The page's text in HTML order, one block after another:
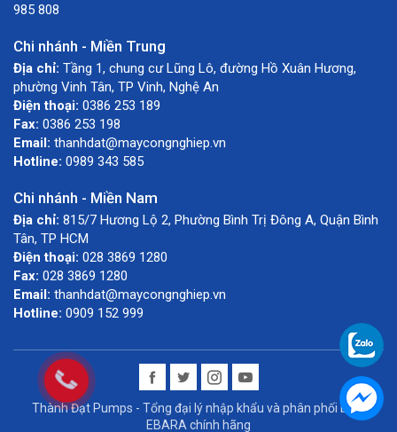
985 808
Chi nhánh - Miền Trung
Địa chỉ: Tầng 1, chung cư Lũng Lô, đường Hồ Xuân Hương,
phường Vinh Tân, TP Vinh, Nghệ An
Điện thoại: 0386 253 189
Fax: 0386 253 198
Email: thanhdat@maycongnghiep.vn
Hotline: 0989 343 585
Chi nhánh - Miền Nam
Địa chỉ: 815/7 Hương Lộ 2, Phường Bình Trị Đông A, Quận Bình
Tân, TP HCM
Điện thoại: 028 3869 1280
Fax: 028 3869 1280
Email: thanhdat@maycongnghiep.vn
Hotline: 0909 152 999
Thành Đạt Pumps - Tổng đại lý nhập khẩu và phân phối bơm
EBARA chính hãng